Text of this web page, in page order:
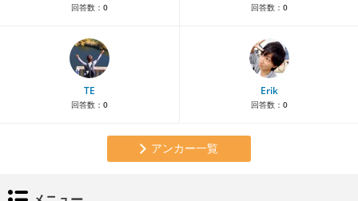
回答数： 0 回答数： 0
TE
回答数： 0
Erik
回答数： 0
アンカー一覧